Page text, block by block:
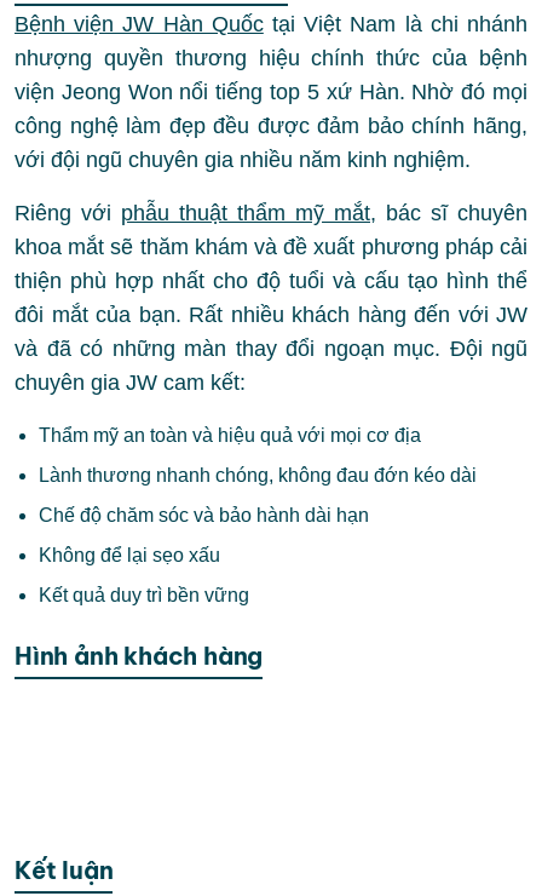
Bệnh viện JW Hàn Quốctại Việt Nam là chi nhánh
nhượng quyền thương hiệu chính thức của bệnh
viện Jeong Won nổi tiếng top 5 xứ Hàn. Nhờ đó mọi
công nghệ làm đẹp đều được đảm bảo chính hãng,
với đội ngũ chuyên gia nhiều năm kinh nghiệm.
Riêng với phẫu thuật thẩm mỹ mắt, bác sĩ chuyên
khoa mắt sẽ thăm khám và đề xuất phương pháp cải
thiện phù hợp nhất cho độ tuổi và cấu tạo hình thể
đôi mắt của bạn. Rất nhiều khách hàng đến với JW
và đã có những màn thay đổi ngoạn mục. Đội ngũ
chuyên gia JW cam kết:
Thẩm mỹ an toàn và hiệu quả với mọi cơ địa
Lành thương nhanh chóng, không đau đớn kéo dài
Chế độ chăm sóc và bảo hành dài hạn
Không để lại sẹo xấu
Kết quả duy trì bền vững
Hình ảnh khách hàng
Kết luận